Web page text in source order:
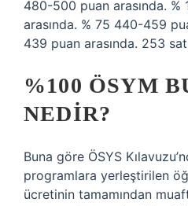
480-500 puan arasında.
arasında. % 75 440-459
439 puan arasında. 253
%100 ÖSYM
NEDIR?
Buna göre ÖSYS
programlara yerleştirilen
ücretinin tamamından